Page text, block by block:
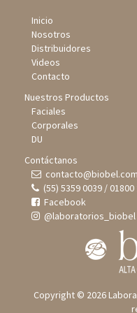
Inicio
Nosotros
Distribuidores
Videos
Contacto
Nuestros Productos
Faciales
Corporales
DU
Contáctanos
(55) 5359 0039 / 01800
Facebook
@laboratorios_biobel
Copyright © 2026